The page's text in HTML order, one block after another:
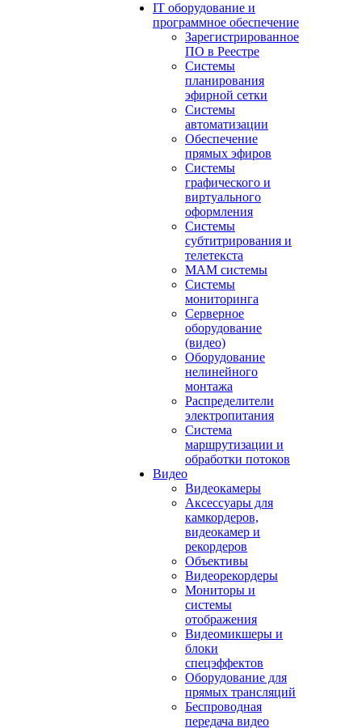
IT оборудование и
программное обеспечение
Зарегистрированное
ПО в Реестре
Системы
планирования
эфирной сетки
Системы
автоматизации
Обеспечение
прямых эфиров
Системы
графического и
виртуального
оформления
Системы
субтитрирования и
телетекста
MAM системы
Системы
мониторинга
Серверное
оборудование
(видео)
Оборудование
нелинейного
монтажа
Распределители
электропитания
Система
маршрутизации и
обработки потоков
Видео
Видеокамеры
Аксессуары для
камкордеров,
видеокамер и
рекордеров
Объективы
Видеорекордеры
Мониторы и
системы
отображения
Видеомикшеры и
блоки
спецэффектов
Оборудование для
прямых трансляций
Беспроводная
передача видео